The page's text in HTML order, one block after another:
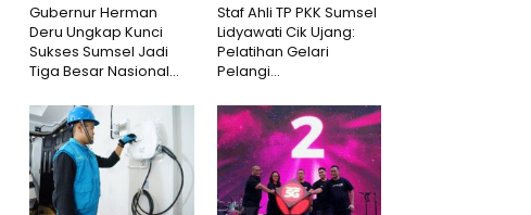
Gubernur Herman
Deru Ungkap Kunci
Sukses Sumsel Jadi
Tiga Besar Nasional...
Staf Ahli TP PKK Sumsel
Lidyawati Cik Ujang:
Pelatihan Gelari
Pelangi...